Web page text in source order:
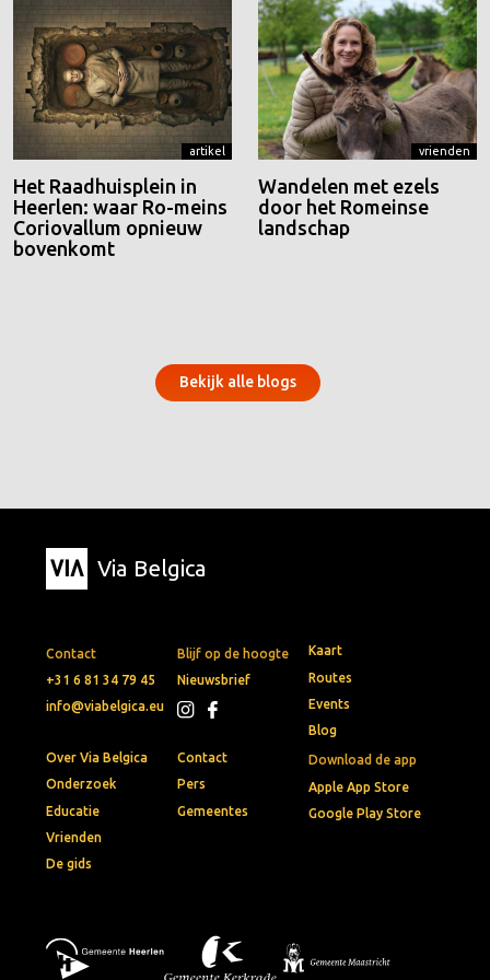
artikel
Het Raadhuisplein in
Heerlen: waar Ro-meins
Coriovallum opnieuw
bovenkomt
vrienden
Wandelen met ezels
door het Romeinse
landschap
Bekijk alle blogs
Via Belgica
Contact
+31 6 81 34 79 45
info@viabelgica.eu
Blijf op de hoogte
Nieuwsbrief
Download de app
Apple App Store
Google Play Store
Kaart
Routes
Events
Blog
Over Via Belgica
Onderzoek
Educatie
Vrienden
De gids
Contact
Pers
Gemeentes